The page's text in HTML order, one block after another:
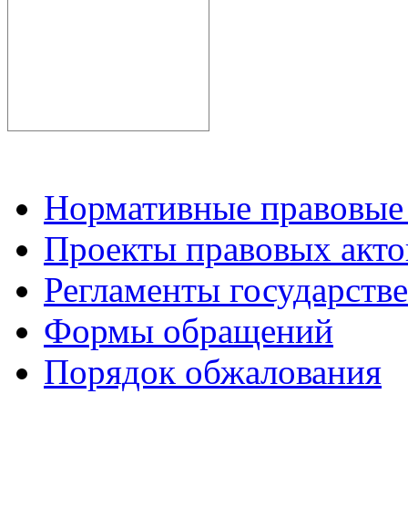
Нормативные
Проекты правовых
Регламенты
Формы обращений
Порядок обжалования